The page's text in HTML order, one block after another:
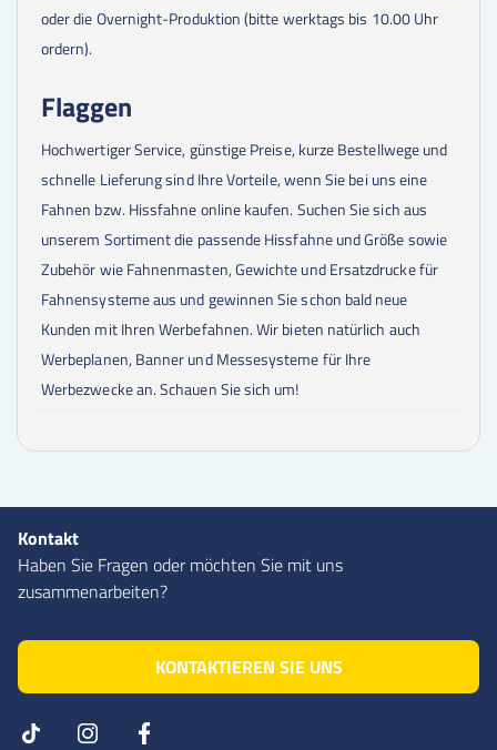
oder die Overnight-Produktion (bitte werktags bis 10.00 Uhr
ordern).
Flaggen
Hochwertiger Service, günstige Preise, kurze Bestellwege und
schnelle Lieferung sind Ihre Vorteile, wenn Sie bei uns eine
Fahnen bzw. Hissfahne online kaufen. Suchen Sie sich aus
unserem Sortiment die passende Hissfahne und Größe sowie
Zubehör wie Fahnenmasten, Gewichte und Ersatzdrucke für
Fahnensysteme aus und gewinnen Sie schon bald neue
Kunden mit Ihren Werbefahnen. Wir bieten natürlich auch
Werbeplanen, Banner und Messesysteme für Ihre
Werbezwecke an. Schauen Sie sich um!
Kontakt
Haben Sie Fragen oder möchten Sie mit uns
zusammenarbeiten?
KONTAKTIEREN SIE UNS